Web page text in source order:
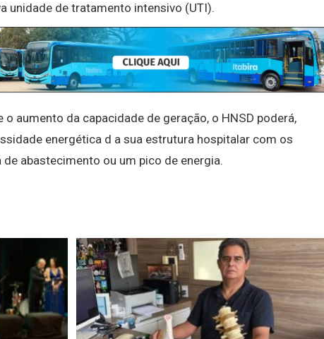
unidade de tratamento intensivo (UTI).
aumento da capacidade de geração, o HNSD poderá,
energética d a sua estrutura hospitalar com os
abastecimento ou um pico de energia.